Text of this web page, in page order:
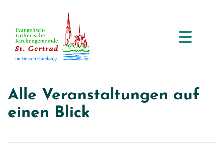
Alle Veranstaltungen auf
einen Blick